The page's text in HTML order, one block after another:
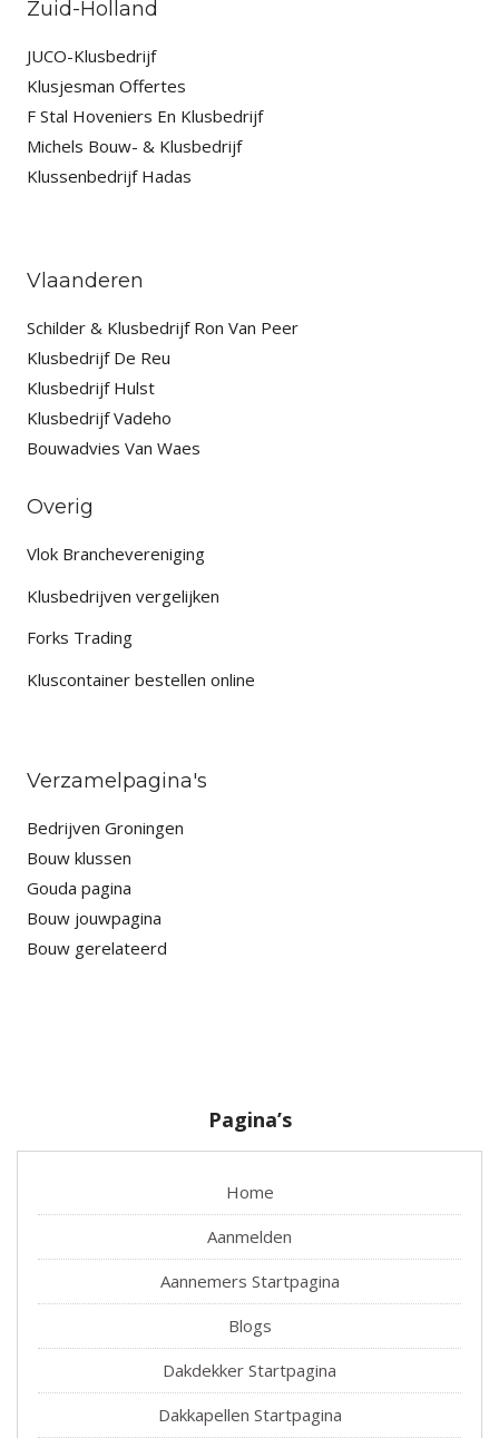
Zuid-Holland
JUCO-Klusbedrijf
Klusjesman Offertes
F Stal Hoveniers En Klusbedrijf
Michels Bouw- & Klusbedrijf
Klussenbedrijf Hadas
Vlaanderen
Schilder & Klusbedrijf Ron Van Peer
Klusbedrijf De Reu
Klusbedrijf Hulst
Klusbedrijf Vadeho
Bouwadvies Van Waes
Overig
Vlok Branchevereniging
Klusbedrijven vergelijken
Forks Trading
Kluscontainer bestellen online
Verzamelpagina's
Bedrijven Groningen
Bouw klussen
Gouda pagina
Bouw jouwpagina
Bouw gerelateerd
Pagina’s
Home
Aanmelden
Aannemers Startpagina
Blogs
Dakdekker Startpagina
Dakkapellen Startpagina